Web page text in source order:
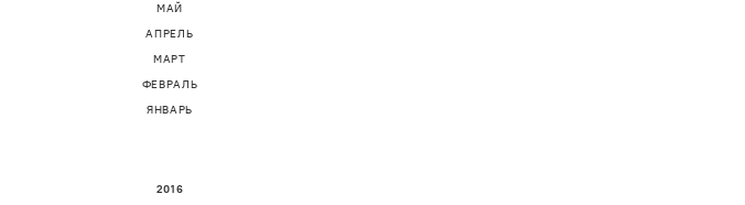
МАЙ
АПРЕЛЬ
МАРТ
ФЕВРАЛЬ
ЯНВАРЬ
2016